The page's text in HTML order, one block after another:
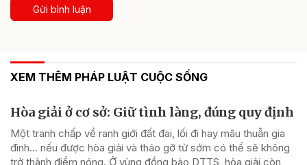
Gửi bình luận
XEM THÊM PHÁP LUẬT CUỘC SỐNG
Hòa giải ở cơ sở: Giữ tình làng, đúng quy định
Một tranh chấp về ranh giới đất đai, lối đi hay mâu thuẫn gia
đình... nếu được hòa giải và tháo gỡ từ sớm có thể sẽ không
trở thành điểm nóng. Ở vùng đồng bào DTTS, hòa giải còn